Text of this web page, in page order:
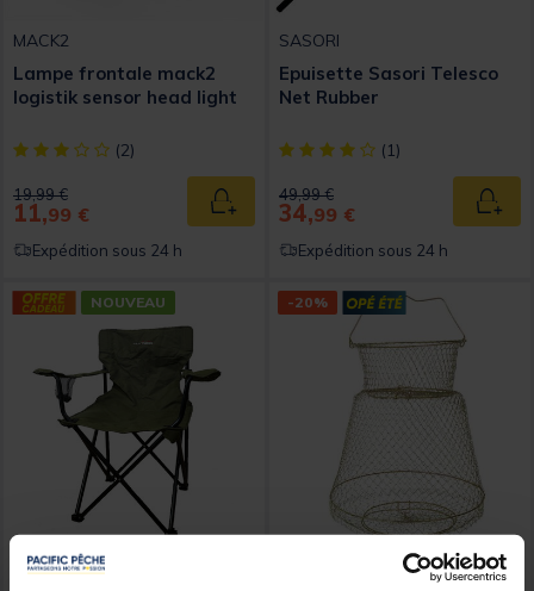
MACK2
Lampe frontale mack2
logistik sensor head light
[object Object] out of 5 Customer Rating
(2)
Price reduced from
19,99 €to
11,99 € Ajouter au panier
Expédition sous 24 h
SASORI
Epuisette Sasori Telesco
Net Rubber
[object Object] out of 5
(1)
Price reduced from
49,99 €to
34,99 €
Expédition sous 24 h
NOUVEAU
AQUATREKK
-20%